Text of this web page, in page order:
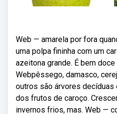
Web — amarela por fora
uma polpa fininha com um
azeitona grande. É bem
Webpêssego, damasco,
outros são árvores
dos frutos de caroço.
invernos frios, mas. Web —